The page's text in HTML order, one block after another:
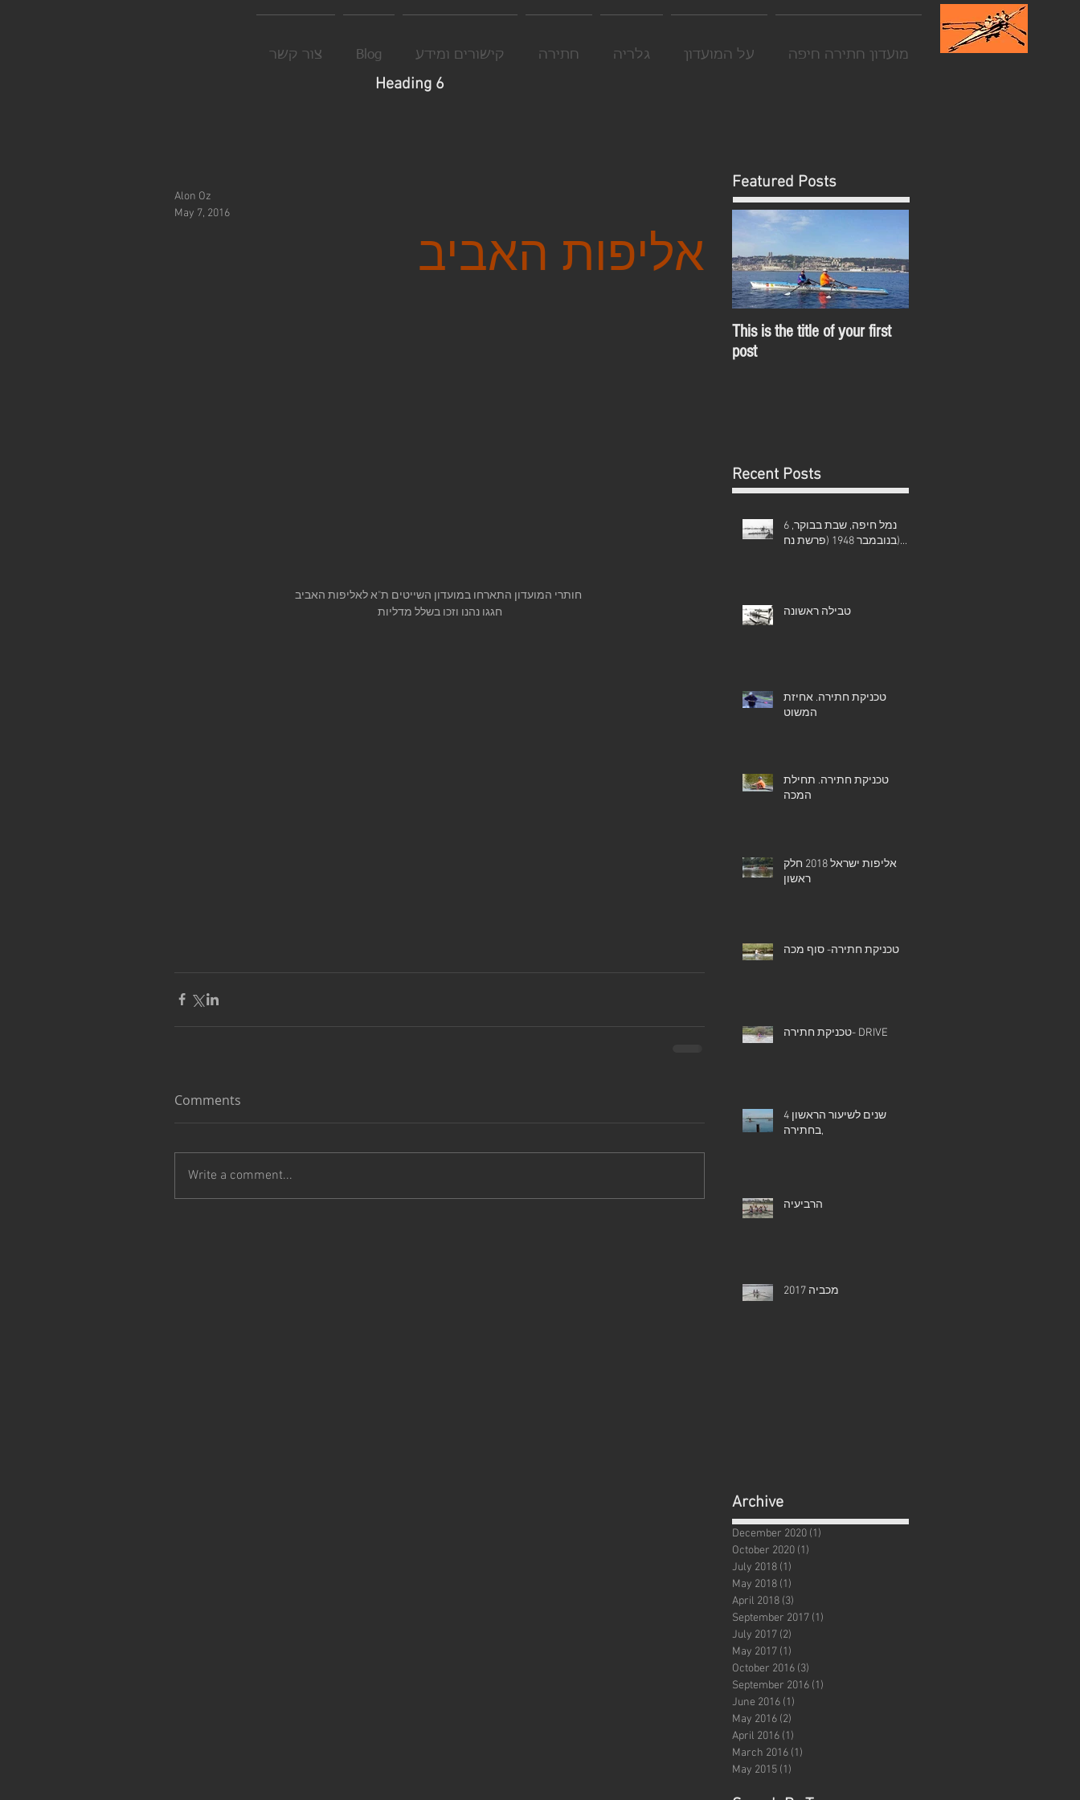
מועדון חתירה חיפה על המועדון גלריה חתירה קישורים ומידע Blog צור קשר
Heading 6
אליפות האביב
Alon Oz
May 7, 2016
חגגו נהנו וזכו בשלל מדליות
Comments
Write a comment...
Featured Posts
This is the title of your first
post
Recent Posts
נמל חיפה, שבת בבוקר, 6
בנובמבר 1948 (פרשת נח)...
טבילה ראשונה
טכניקת חתירה. אחיזת
המשוט
טכניקת חתירה. תחילת
המכה
אליפות ישראל 2018 חלק
ראשון
טכניקת חתירה- סוף מכה
טכניקת חתירה- DRIVE
4 שנים לשיעור הראשון
בחתירה,
הרביעיה
מכביה 2017
Archive
December 2020 (1)
October 2020 (1)
July 2018 (1)
May 2018 (1)
April 2018 (3)
September 2017 (1)
July 2017 (2)
May 2017 (1)
October 2016 (3)
September 2016 (1)
June 2016 (1)
May 2016 (2)
April 2016 (1)
March 2016 (1)
May 2015 (1)